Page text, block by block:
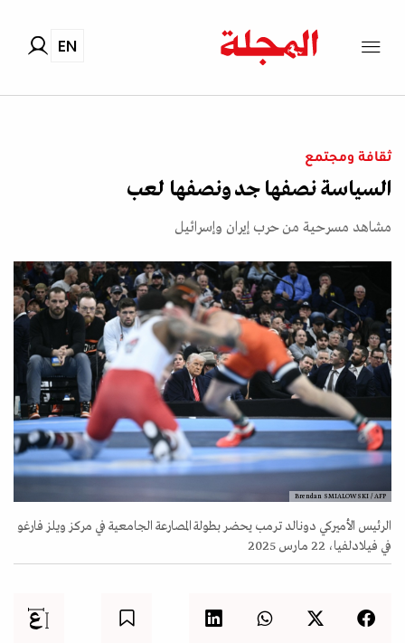
EN
ثقافة ومجتمع
السياسة نصفها جد ونصفها لعب
مشاهد مسرحية من حرب إيران وإسرائيل
Brendan SMIALOWSKI / AFP
الرئيس الأميركي دونالد ترمب يحضر بطولة المصارعة الجامعية في مركز ويلز فارغو
في فيلادلفيا، 22 مارس 2025